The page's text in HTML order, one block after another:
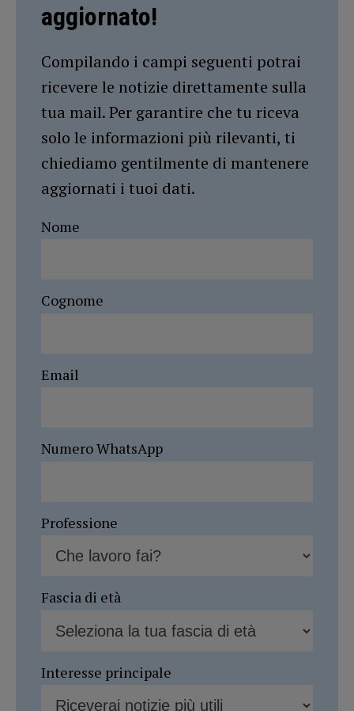
aggiornato!
Compilando i campi seguenti potrai
ricevere le notizie direttamente sulla
tua mail. Per garantire che tu riceva
solo le informazioni più rilevanti, ti
chiediamo gentilmente di mantenere
aggiornati i tuoi dati.
Nome
Cognome
Email
Numero WhatsApp
Professione
Fascia di età
Interesse principale